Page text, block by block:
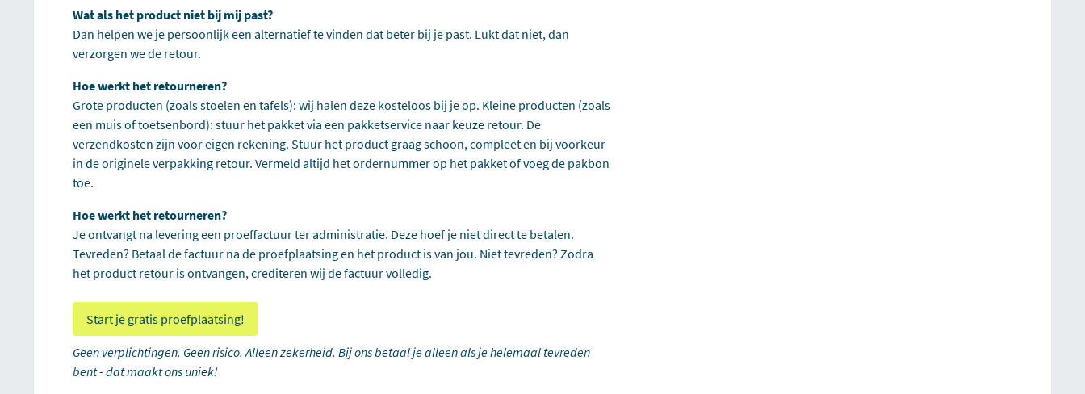
Wat als het product niet bij mij past?
Dan helpen we je persoonlijk een alternatief te vinden dat beter bij je past. Lukt dat niet, dan
verzorgen we de retour.
Hoe werkt het retourneren?
Grote producten (zoals stoelen en tafels): wij halen deze kosteloos bij je op. Kleine producten (zoals
een muis of toetsenbord): stuur het pakket via een pakketservice naar keuze retour. De
verzendkosten zijn voor eigen rekening. Stuur het product graag schoon, compleet en bij voorkeur
in de originele verpakking retour. Vermeld altijd het ordernummer op het pakket of voeg de pakbon
toe.
Hoe werkt het retourneren?
Je ontvangt na levering een proeffactuur ter administratie. Deze hoef je niet direct te betalen.
Tevreden? Betaal de factuur na de proefplaatsing en het product is van jou. Niet tevreden? Zodra
het product retour is ontvangen, crediteren wij de factuur volledig.
Start je gratis proefplaatsing!
Geen verplichtingen. Geen risico. Alleen zekerheid. Bij ons betaal je alleen als je helemaal tevreden
bent - dat maakt ons uniek!